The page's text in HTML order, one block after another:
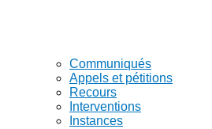
Communiqués
Appels et pétitions
Recours
Interventions
Instances